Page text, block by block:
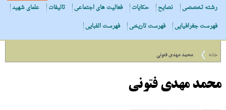
رشته تخصصی
نصایح حکایات فعالیت های اجتماعی تالیفات
علمای شهید
فهرست جغرافیایی
فهرست تاریخی فهرست الفبایی
خانه محمد مهدی فتونی
محمد مهدی فتونی